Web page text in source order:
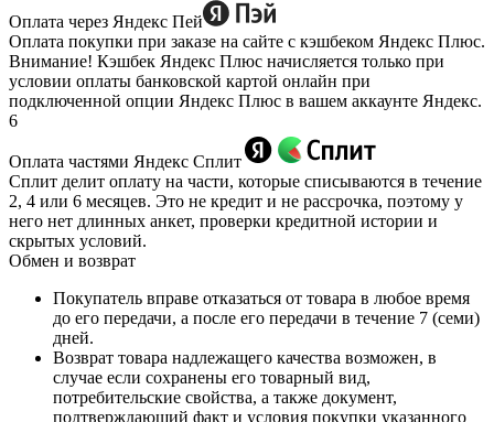
Оплата через Яндекс Пей
Оплата покупки при заказе на сайте с кэшбеком Яндекс Плюс.
Внимание! Кэшбек Яндекс Плюс начисляется только при
условии оплаты банковской картой онлайн при
подключенной опции Яндекс Плюс в вашем аккаунте Яндекс.
6
Оплата частями Яндекс Сплит
Сплит делит оплату на части, которые списываются в течение
2, 4 или 6 месяцев. Это не кредит и не рассрочка, поэтому у
него нет длинных анкет, проверки кредитной истории и
скрытых условий.
Обмен и возврат
Покупатель вправе отказаться от товара в любое время
до его передачи, а после его передачи в течение 7 (семи)
дней.
Возврат товара надлежащего качества возможен, в
случае если сохранены его товарный вид,
потребительские свойства, а также документ,
подтверждающий факт и условия покупки указанного